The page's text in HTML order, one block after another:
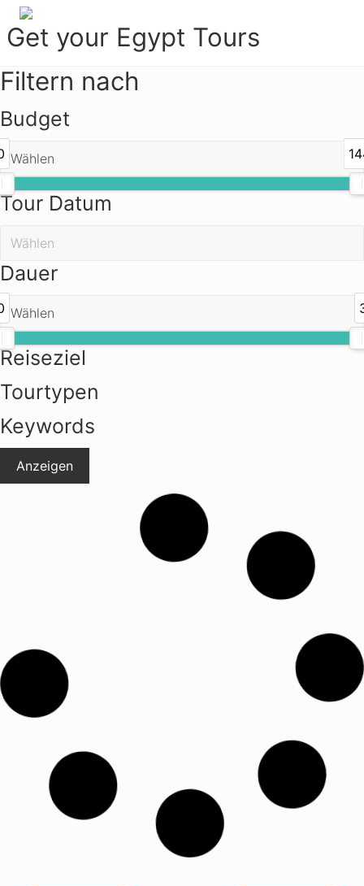
Menu
Zur
Hauptnavigation
Zum
Inhalt
Get your Egypt Tours
Get
Your
Tours
Filtern nach
Budget
Tour Datum
Dauer
Reiseziel
Tourtypen
Keywords
Anzeigen